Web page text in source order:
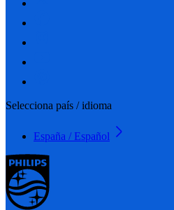
Selecciona país / idioma
España / Español